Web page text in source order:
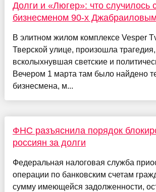
Долги и «Люгер»: что случилось
бизнесменом 90-х
В элитном жилом комплексе Vesper
Тверской улице, произошла трагедия,
всколыхнувшая светские и
Вечером 1 марта там было найдено
бизнесмена, м...
ФНС разъяснила порядок
россиян за долги
Федеральная налоговая служба
операции по банковским счетам
сумму имеющейся задолженности,